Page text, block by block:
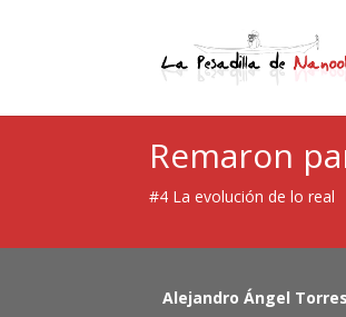
Remaron
#4 La evolución de lo real
Alejandro Ángel Torres